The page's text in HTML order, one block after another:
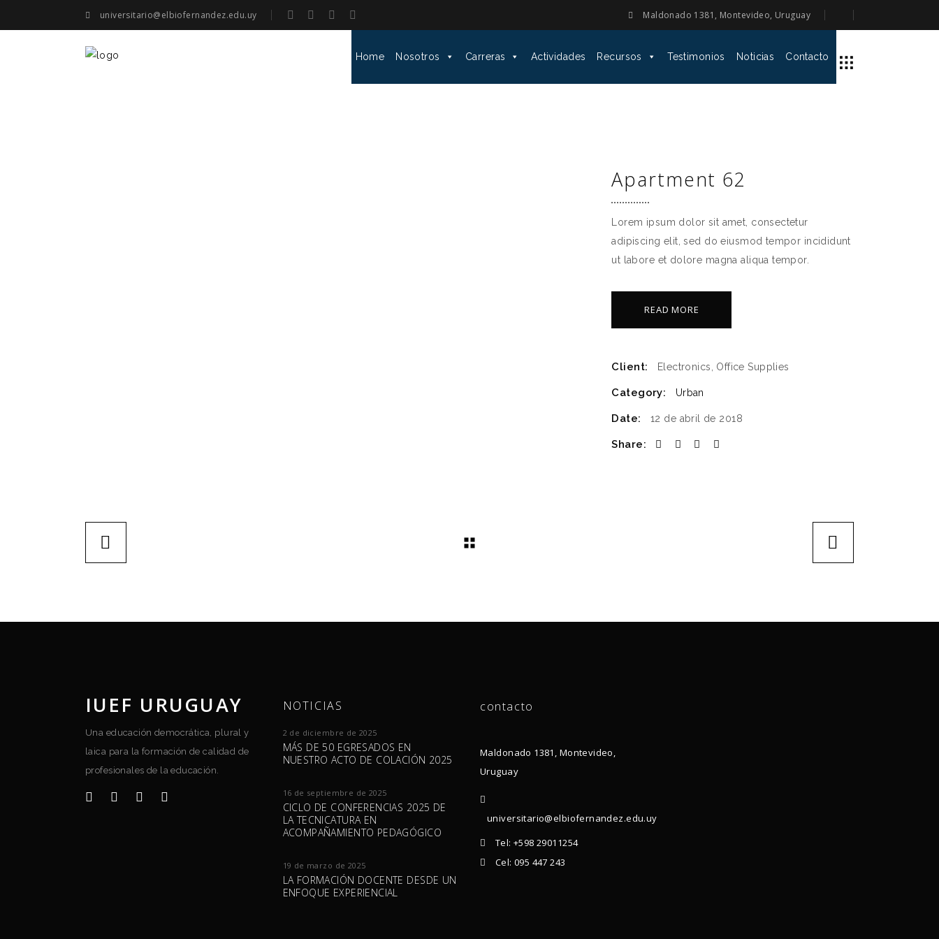
universitario@elbiofernandez.edu.uy Maldonado 1381, Montevideo, Uruguay
Home Nosotros Carreras Actividades Recursos Testimonios Noticias Contacto
Apartment 62
Lorem ipsum dolor sit amet, consectetur
adipiscing elit, sed do eiusmod tempor incididunt
ut labore et dolore magna aliqua tempor.
READ MORE
Client: Electronics, Office Supplies
Category: Urban
Date: 12 de abril de 2018
Share:
IUEF URUGUAY
Una educación democrática, plural y
laica para la formación de calidad de
profesionales de la educación.
NOTICIAS
2 de diciembre de 2025
MÁS DE 50 EGRESADOS EN
NUESTRO ACTO DE COLACIÓN 2025
16 de septiembre de 2025
CICLO DE CONFERENCIAS 2025 DE
LA TECNICATURA EN
ACOMPAÑAMIENTO PEDAGÓGICO
19 de marzo de 2025
LA FORMACIÓN DOCENTE DESDE UN
ENFOQUE EXPERIENCIAL
contacto
Maldonado 1381, Montevideo,
Uruguay
universitario@elbiofernandez.edu.uy
Tel: +598 29011254
Cel: 095 447 243